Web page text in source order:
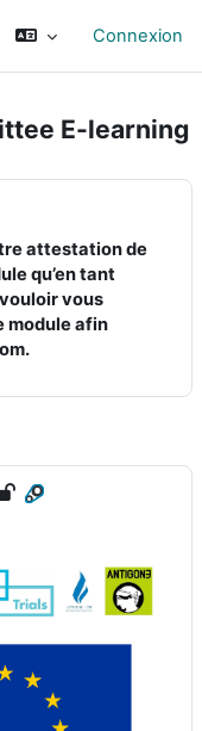
Connexion
E-learning
attestation de
qu’en tant
vous
module afin